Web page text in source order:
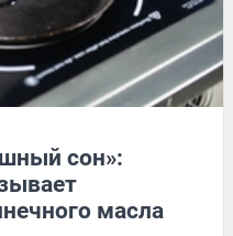
сон»:
масла